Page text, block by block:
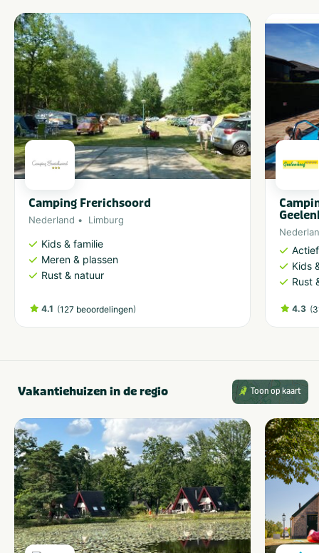
Camping Frerichsoord
Nederland Limburg
Kids & familie
Meren & plassen
Rust & natuur
4.1 (127 beoordelingen)
Kids
Rust
4.3 (
Vakantiehuizen in de regio Toon op kaart